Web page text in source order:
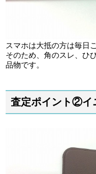
スマホは大抵の方は毎日
そのため、角のスレ、ひ
品物です。
査定ポイント②イ